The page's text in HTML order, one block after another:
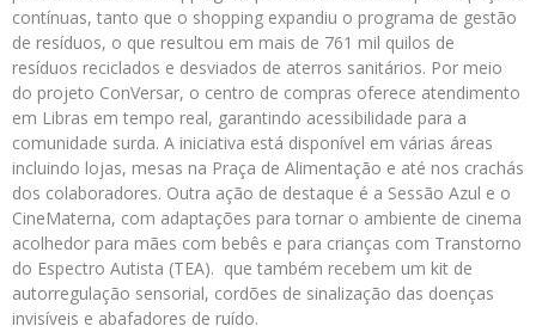
contínuas, tanto que o shopping expandiu o programa de gestão
de resíduos, o que resultou em mais de 761 mil quilos de
resíduos reciclados e desviados de aterros sanitários. Por meio
do projeto ConVersar, o centro de compras oferece atendimento
em Libras em tempo real, garantindo acessibilidade para a
comunidade surda. A iniciativa está disponível em várias áreas
incluindo lojas, mesas na Praça de Alimentação e até nos crachás
dos colaboradores. Outra ação de destaque é a Sessão Azul e o
CineMaterna, com adaptações para tornar o ambiente de cinema
acolhedor para mães com bebês e para crianças com Transtorno
do Espectro Autista (TEA). que também recebem um kit de
autorregulação sensorial, cordões de sinalização das doenças
invisíveis e abafadores de ruído.